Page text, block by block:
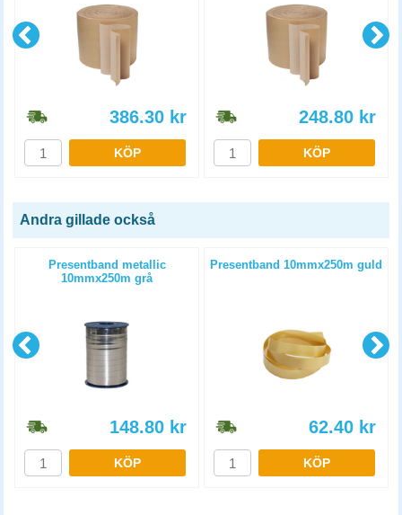
386.30 kr
KÖP
248.80 kr
KÖP
Andra gillade också
Presentband metallic
10mmx250m grå
148.80 kr
KÖP
Presentband 10mmx250m guld
62.40 kr
KÖP